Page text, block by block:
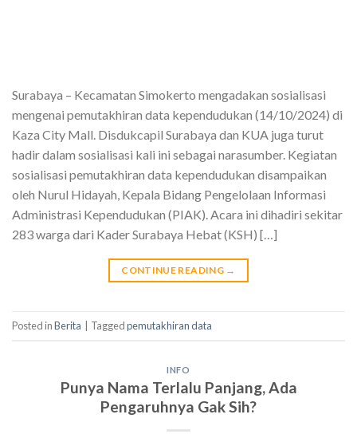
Surabaya – Kecamatan Simokerto mengadakan sosialisasi
mengenai pemutakhiran data kependudukan (14/10/2024) di
Kaza City Mall. Disdukcapil Surabaya dan KUA juga turut
hadir dalam sosialisasi kali ini sebagai narasumber. Kegiatan
sosialisasi pemutakhiran data kependudukan disampaikan
oleh Nurul Hidayah, Kepala Bidang Pengelolaan Informasi
Administrasi Kependudukan (PIAK). Acara ini dihadiri sekitar
283 warga dari Kader Surabaya Hebat (KSH) […]
CONTINUE READING →
Posted inBerita Taggedpemutakhiran data
INFO
Punya Nama Terlalu Panjang, Ada
Pengaruhnya Gak Sih?